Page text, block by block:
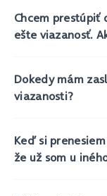
Chcem prestúpiť
ešte viazanosť.
Dokedy mám
viazanosti?
Keď si
že už som u